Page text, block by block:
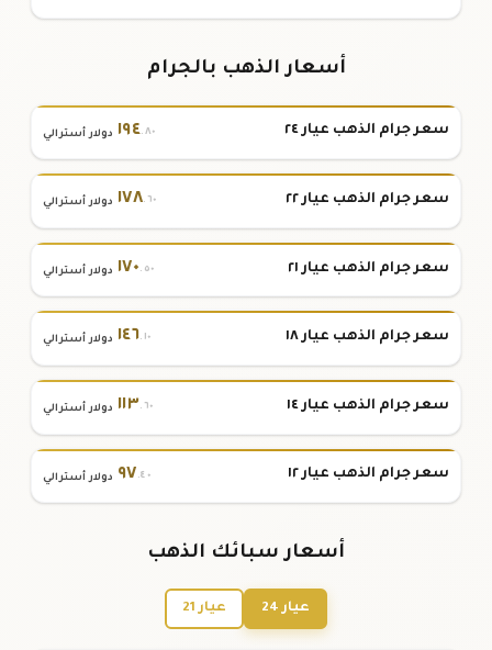
أسعار الذهب بالجرام
سعر جرام الذهب عيار ٢٤ ١٩٤.٨٠ دولار أسترالي
سعر جرام الذهب عيار ٢٢ ١٧٨.٦٠ دولار أسترالي
سعر جرام الذهب عيار ٢١ ١٧٠.٥٠ دولار أسترالي
سعر جرام الذهب عيار ١٨ ١٤٦.١٠ دولار أسترالي
سعر جرام الذهب عيار ١٤ ١١٣.٦٠ دولار أسترالي
سعر جرام الذهب عيار ١٢ ٩٧.٤٠ دولار أسترالي
أسعار سبائك الذهب
عيار 24 عيار 21